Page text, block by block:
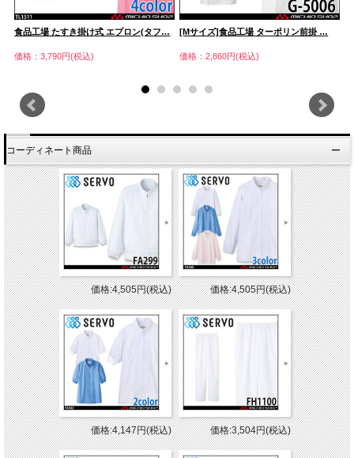
食品工場 たすき掛け式 エプロン(タフ…
価格：3,790円(税込)
[Mサイズ]食品工場 ターポリン前掛 …
価格：2,860円(税込)
コーディネート商品
価格:4,505円(税込) 価格:4,505円(税込)
価格:4,147円(税込) 価格:3,504円(税込)